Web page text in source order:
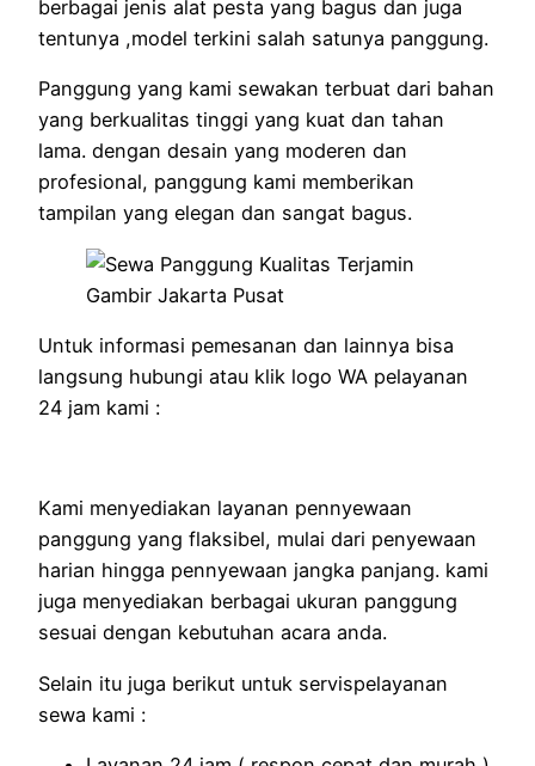
berbagai jenis alat pesta yang bagus dan juga
tentunya ,model terkini salah satunya panggung.
Panggung yang kami sewakan terbuat dari bahan
yang berkualitas tinggi yang kuat dan tahan
lama. dengan desain yang moderen dan
profesional, panggung kami memberikan
tampilan yang elegan dan sangat bagus.
Untuk informasi pemesanan dan lainnya bisa
langsung hubungi atau klik logo WA pelayanan
24 jam kami :
Kami menyediakan layanan pennyewaan
panggung yang flaksibel, mulai dari penyewaan
harian hingga pennyewaan jangka panjang. kami
juga menyediakan berbagai ukuran panggung
sesuai dengan kebutuhan acara anda.
Selain itu juga berikut untuk servispelayanan
sewa kami :